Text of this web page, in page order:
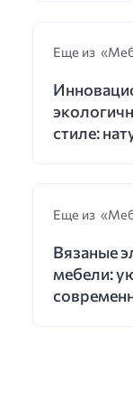
Еще из
стиле:
Еще из
Вязаные
мебели: